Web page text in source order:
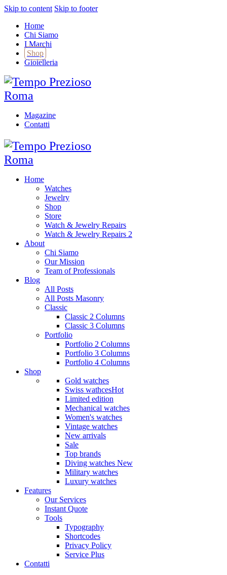
Skip to content Skip to footer
Home
Chi Siamo
I Marchi
Shop
Gioielleria
Magazine
Contatti
Home
Watches
Jewelry
Shop
Store
Watch & Jewelry Repairs
Watch & Jewelry Repairs 2
About
Chi Siamo
Our Mission
Team of Professionals
Blog
All Posts
All Posts Masonry
Classic
Classic 2 Columns
Classic 3 Columns
Portfolio
Portfolio 2 Columns
Portfolio 3 Columns
Portfolio 4 Columns
Shop
Gold watches
Swiss wathcesHot
Limited edition
Mechanical watches
Women's watches
Vintage watches
New arrivals
Sale
Top brands
Diving watches New
Military watches
Luxury watches
Features
Our Services
Instant Quote
Tools
Typography
Shortcodes
Privacy Policy
Service Plus
Contatti